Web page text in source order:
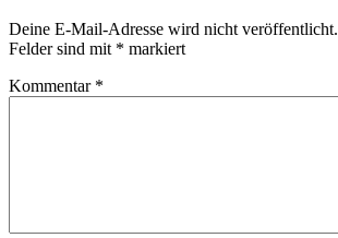
Deine E-Mail-Adresse wird nicht veröffentlicht.
Felder sind mit * markiert
Kommentar *